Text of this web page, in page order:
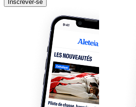
Inscrever-se